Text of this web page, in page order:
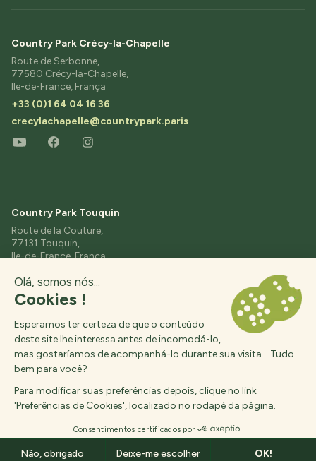
Country Park Crécy-la-Chapelle
Route de Serbonne,
77580 Crécy-la-Chapelle,
Ile-de-France, França
+33 (0)1 64 04 16 36
crecylachapelle@countrypark.paris
Country Park Touquin
Route de la Couture,
77131 Touquin,
Ile-de-France, França
contact@etangs-fleuris.com
© 2026, Country Park,